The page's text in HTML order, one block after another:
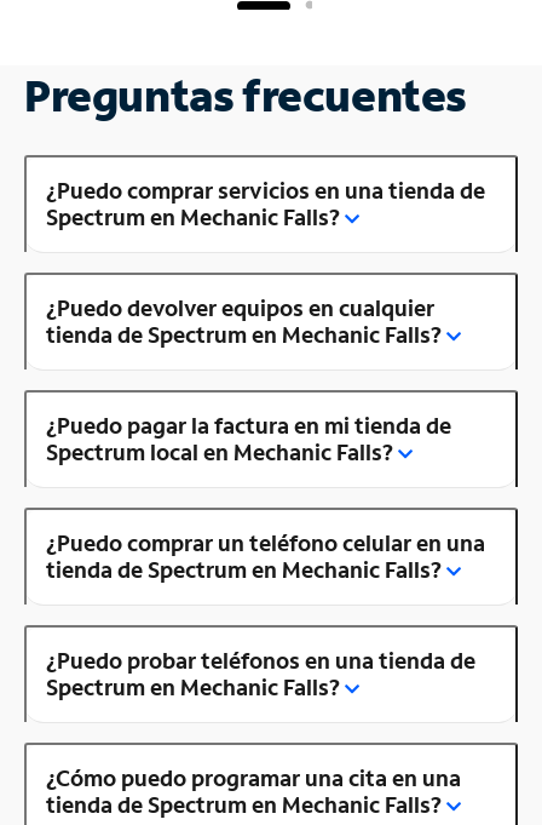
Preguntas frecuentes
¿Puedo comprar servicios en una tienda de
Spectrum en Mechanic Falls?
¿Puedo devolver equipos en cualquier
tienda de Spectrum en Mechanic Falls?
¿Puedo pagar la factura en mi tienda de
Spectrum local en Mechanic Falls?
¿Puedo comprar un teléfono celular en una
tienda de Spectrum en Mechanic Falls?
¿Puedo probar teléfonos en una tienda de
Spectrum en Mechanic Falls?
¿Cómo puedo programar una cita en una
tienda de Spectrum en Mechanic Falls?